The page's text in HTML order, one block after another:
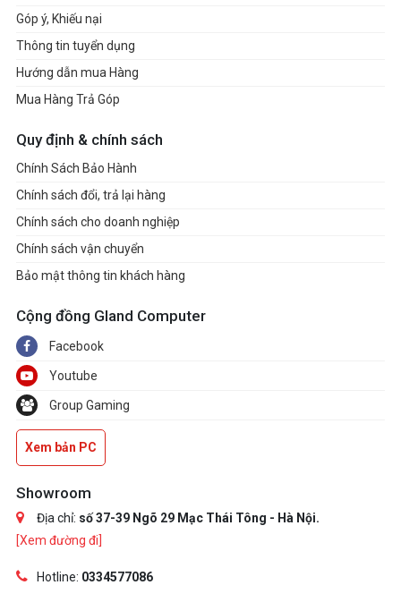
Góp ý, Khiếu nại
Thông tin tuyển dụng
Hướng dẫn mua Hàng
Mua Hàng Trả Góp
Quy định & chính sách
Chính Sách Bảo Hành
Chính sách đổi, trả lại hàng
Chính sách cho doanh nghiệp
Chính sách vận chuyển
Bảo mật thông tin khách hàng
Cộng đồng Gland Computer
Facebook
Youtube
Group Gaming
Xem bản PC
Showroom
Địa chỉ: số 37-39 Ngõ 29 Mạc Thái Tông - Hà Nội.
[Xem đường đi]
Hotline: 0334577086